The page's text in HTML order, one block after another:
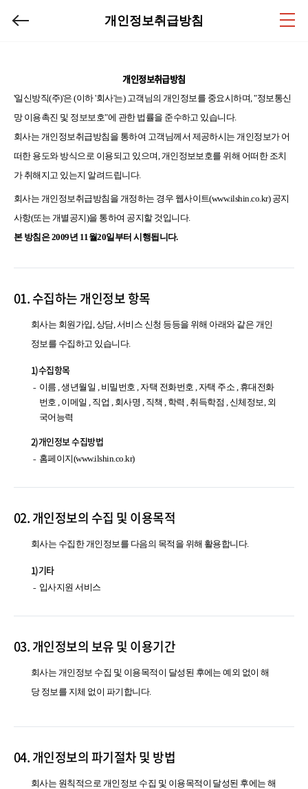
개인정보취급방침
개인정보취급방침
'일신방직(주)'은 (이하 '회사'는) 고객님의 개인정보를 중요시하며, "정보통신
망 이용촉진 및 정보보호"에 관한 법률을 준수하고 있습니다.
회사는 개인정보취급방침을 통하여 고객님께서 제공하시는 개인정보가 어
떠한 용도와 방식으로 이용되고 있으며, 개인정보보호를 위해 어떠한 조치
가 취해지고 있는지 알려드립니다.
회사는 개인정보취급방침을 개정하는 경우 웹사이트(www.ilshin.co.kr) 공지
사항(또는 개별공지)을 통하여 공지할 것입니다.
본 방침은 2009년 11월20일부터 시행됩니다.
01. 수집하는 개인정보 항목
회사는 회원가입, 상담, 서비스 신청 등등을 위해 아래와 같은 개인
정보를 수집하고 있습니다.
1)수집항목
이름 , 생년월일 , 비밀번호 , 자택 전화번호 , 자택 주소 , 휴대전화
번호 , 이메일 , 직업 , 회사명 , 직책 , 학력 , 취득학점 , 신체정보, 외
국어능력
2)개인정보 수집방법
홈페이지(www.ilshin.co.kr)
02. 개인정보의 수집 및 이용목적
회사는 수집한 개인정보를 다음의 목적을 위해 활용합니다.
1)기타
입사지원 서비스
03. 개인정보의 보유 및 이용기간
회사는 개인정보 수집 및 이용목적이 달성된 후에는 예외 없이 해
당 정보를 지체 없이 파기합니다.
04. 개인정보의 파기절차 및 방법
회사는 원칙적으로 개인정보 수집 및 이용목적이 달성된 후에는 해